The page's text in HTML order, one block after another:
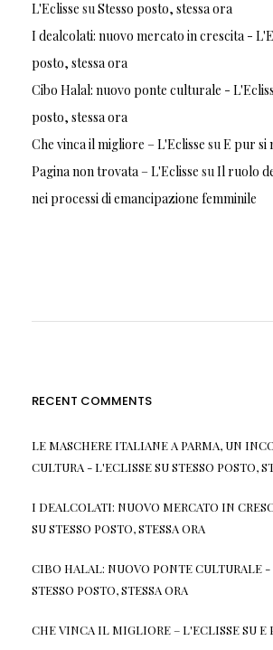
L'Eclisse su Stesso posto, stessa ora
I dealcolati: nuovo mercato in crescita -
posto, stessa ora
Cibo Halal: nuovo ponte culturale -
posto, stessa ora
Che vinca il migliore – L'Eclisse su E pur si
Pagina non trovata – L'Eclisse su Il ruolo
nei processi di emancipazione femminile
RECENT COMMENTS
LE MASCHERE ITALIANE A PARMA, UN
CULTURA - L'ECLISSESUSTESSO POSTO,
I DEALCOLATI: NUOVO MERCATO IN
SUSTESSO POSTO, STESSA ORA
CIBO HALAL: NUOVO PONTE CULTURALE -
STESSO POSTO, STESSA ORA
CHE VINCA IL MIGLIORE – L'ECLISSESU E